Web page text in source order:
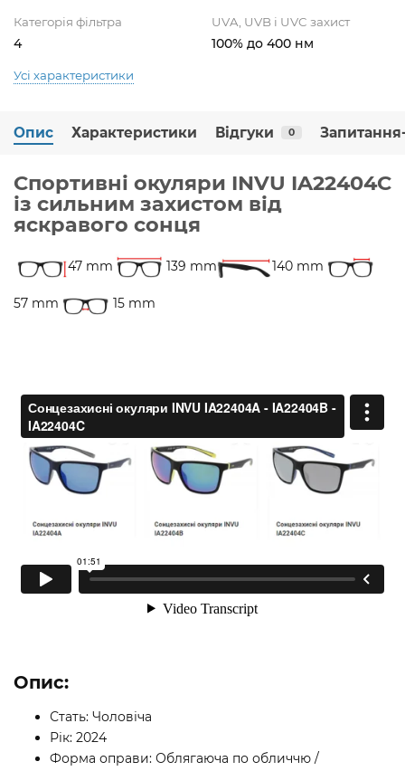
Категорія фільтра
4
UVA, UVB і UVC захист
100% до 400 нм
Усі характеристики
Опис Характеристики Відгуки 0
Спортивні окуляри INVU IA22404C
із сильним захистом від
яскравого сонця
47 mm 139 mm 140 mm
57 mm 15 mm
Опис:
Стать: Чоловіча
Рік: 2024
Форма оправи: Облягаюча по обличчю /